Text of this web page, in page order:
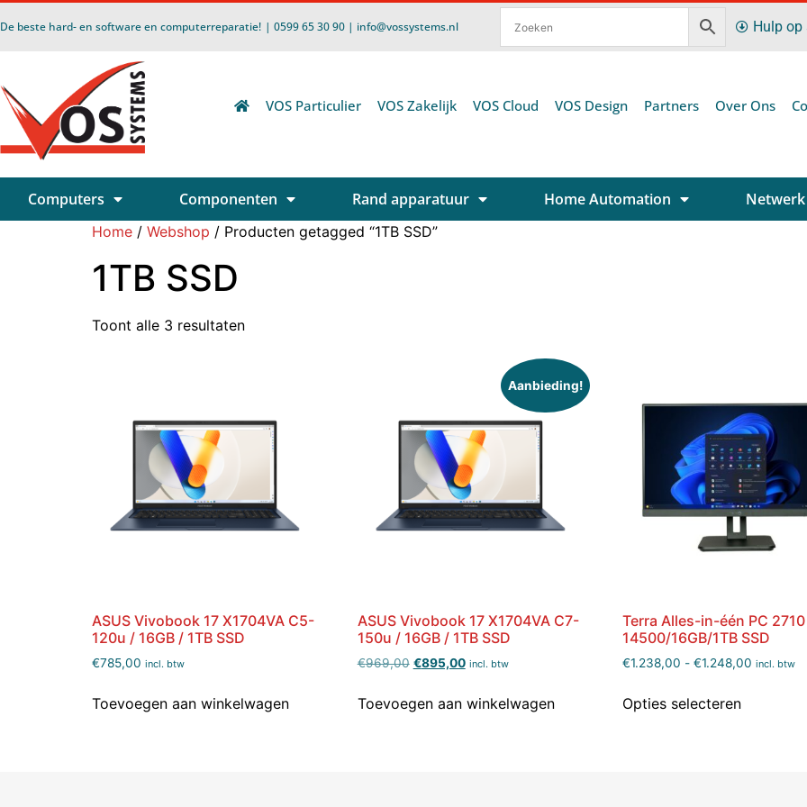
De beste hard- en software en computerreparatie! | 0599 65 30 90 | info@vossystems.nl Hulp
VOS Particulier VOS Zakelijk VOS Cloud VOS Design Partners Over Ons
Computers Componenten Rand apparatuur Home Automation Netwerk
Home / Webshop / Producten getagged “1TB SSD”
1TB SSD
Toont alle 3 resultaten
ASUS Vivobook 17 X1704VA C5-
120u / 16GB / 1TB SSD
€785,00 incl. btw
Toevoegen aan winkelwagen
Aanbieding!
ASUS Vivobook 17 X1704VA C7-
150u / 16GB / 1TB SSD
€969,00 €895,00 incl. btw
Toevoegen aan winkelwagen
Terra Alles-in-één PC
14500/16GB/1TB SSD
€1.238,00 - €1.248,00 incl. btw
Opties selecteren